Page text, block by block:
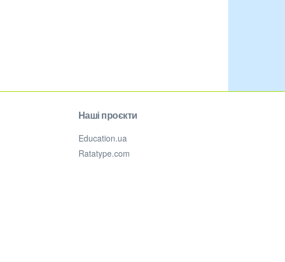
Наші проєкти
Education.ua
Ratatype.com